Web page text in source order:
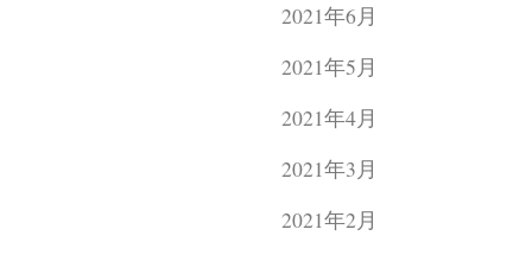
2021年6月
2021年5月
2021年4月
2021年3月
2021年2月